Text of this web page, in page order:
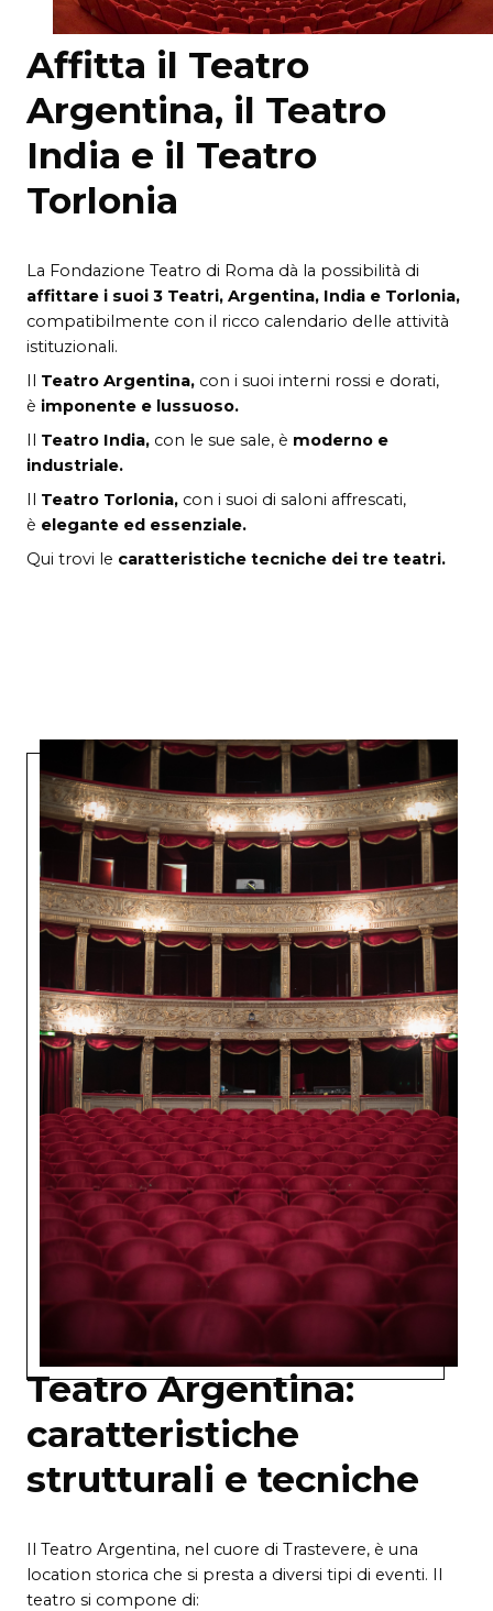
Affitta il Teatro
Argentina, il Teatro
India e il Teatro
Torlonia
La Fondazione Teatro di Roma dà la possibilità di
affittare i suoi 3 Teatri, Argentina, India e Torlonia,
compatibilmente con il ricco calendario delle attività
istituzionali.
Il Teatro Argentina, con i suoi interni rossi e dorati,
è imponente e lussuoso.
Il Teatro India, con le sue sale, è moderno e
industriale.
Il Teatro Torlonia, con i suoi di saloni affrescati,
è elegante ed essenziale.
Qui trovi le caratteristiche tecniche dei tre teatri.
Teatro Argentina:
caratteristiche
strutturali e tecniche
Il Teatro Argentina, nel cuore di Trastevere, è una
location storica che si presta a diversi tipi di eventi. Il
teatro si compone di: